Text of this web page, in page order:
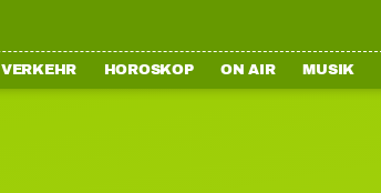
VERKEHR HOROSKOP ON AIR MUSIK